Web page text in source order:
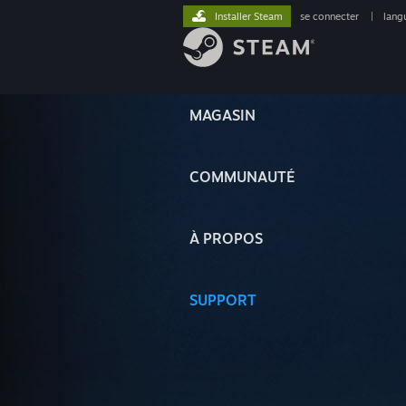
MAGASIN
COMMUNAUTÉ
À PROPOS
SUPPORT
Installer Steam se connecter